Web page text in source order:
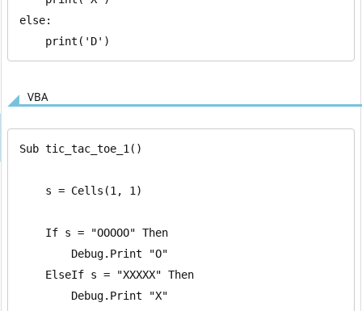
else:
    print('D')
VBA
Sub tic_tac_toe_1()